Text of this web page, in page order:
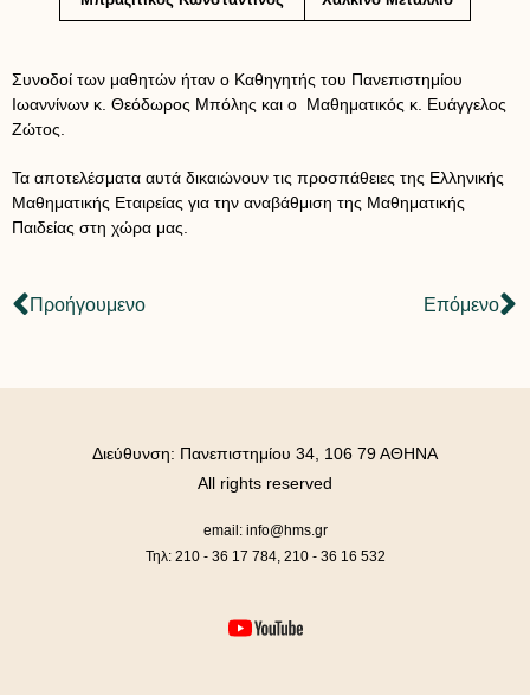
Συνοδοί των μαθητών ήταν ο Καθηγητής του Πανεπιστημίου
Ιωαννίνων κ. Θεόδωρος Μπόλης και ο Μαθηματικός κ. Ευάγγελος
Ζώτος.
Τα αποτελέσματα αυτά δικαιώνουν τις προσπάθειες της Ελληνικής
Μαθηματικής Εταιρείας για την αναβάθμιση της Μαθηματικής
Παιδείας στη χώρα μας.
Προήγουμενο Επόμενο
email: info@hms.gr
Τηλ: 210 - 36 17 784, 210 - 36 16 532
Διεύθυνση: Πανεπιστημίου 34, 106 79 ΑΘΗΝΑ
All rights reserved